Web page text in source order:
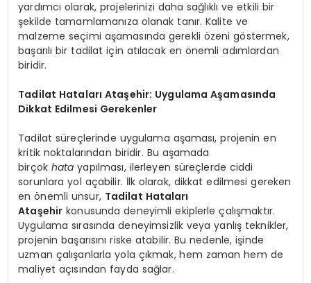
yardımcı olarak, projelerinizi daha sağlıklı ve etkili bir
şekilde tamamlamanıza olanak tanır. Kalite ve
malzeme seçimi aşamasında gerekli özeni göstermek,
başarılı bir tadilat için atılacak en önemli adımlardan
biridir.
Tadilat Hataları Ataşehir: Uygulama Aşamasında
Dikkat Edilmesi Gerekenler
Tadilat süreçlerinde uygulama aşaması, projenin en
kritik noktalarından biridir. Bu aşamada
birçok hata yapılması, ilerleyen süreçlerde ciddi
sorunlara yol açabilir. İlk olarak, dikkat edilmesi gereken
en önemli unsur, Tadilat Hataları
Ataşehir konusunda deneyimli ekiplerle çalışmaktır.
Uygulama sırasında deneyimsizlik veya yanlış teknikler,
projenin başarısını riske atabilir. Bu nedenle, işinde
uzman çalışanlarla yola çıkmak, hem zaman hem de
maliyet açısından fayda sağlar.